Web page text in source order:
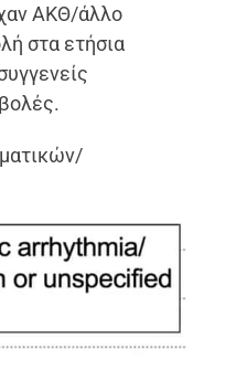
ΑΚΘ/άλλο
στα ετήσια